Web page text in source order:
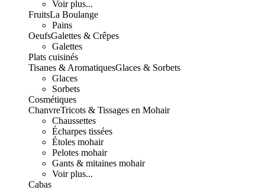
Voir plus...
FruitsLa Boulange
Pains
OeufsGalettes & Crêpes
Galettes
Plats cuisinés
Tisanes & AromatiquesGlaces & Sorbets
Glaces
Sorbets
Cosmétiques
ChanvreTricots & Tissages en Mohair
Chaussettes
Écharpes tissées
Étoles mohair
Pelotes mohair
Gants & mitaines mohair
Voir plus...
Cabas